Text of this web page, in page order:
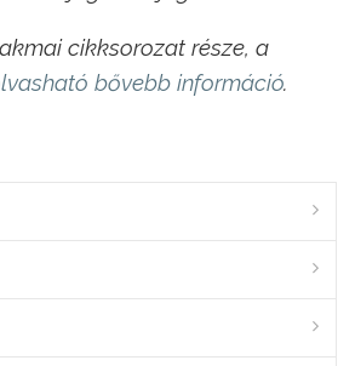
cikksorozat része, a
bővebb információ.